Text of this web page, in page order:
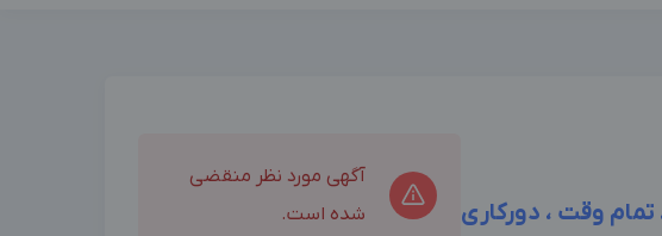
تمام وقت ، دورکاری
آگهی مورد نظر منقضی
شده است.